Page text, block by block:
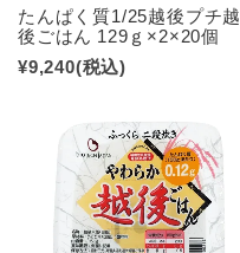
たんぱく質1/25越後プチ越
後ごはん 129ｇ×2×20個
¥9,240(税込)